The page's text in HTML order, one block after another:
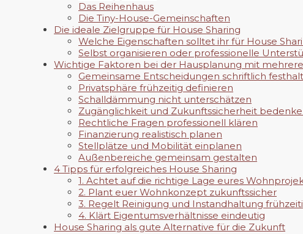
Das Reihenhaus
Die Tiny-House-Gemeinschaften
Die ideale Zielgruppe für House Sharing
Welche Eigenschaften solltet ihr für House
Selbst organisieren oder professionelle
Wichtige Faktoren bei der Hausplanung mit
Gemeinsame Entscheidungen schriftlich
Privatsphäre frühzeitig definieren
Schalldämmung nicht unterschätzen
Zugänglichkeit und Zukunftssicherheit
Rechtliche Fragen professionell klären
Finanzierung realistisch planen
Stellplätze und Mobilität einplanen
Außenbereiche gemeinsam gestalten
4 Tipps für erfolgreiches House Sharing
1. Achtet auf die richtige Lage eures
2. Plant euer Wohnkonzept zukunftssicher
3. Regelt Reinigung und Instandhaltung
4. Klärt Eigentumsverhältnisse eindeutig
House Sharing als gute Alternative für die Zukunft